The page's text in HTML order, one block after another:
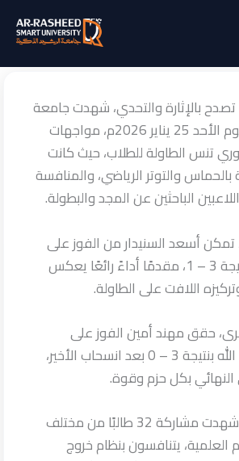
بالإثارة والتحدي، شهدت جامعة
الرشيد الذكية اليوم الأحد 25 يناير 2026م، مواجهات
تنس الطاولة للطلاب، حيث كانت
والتوتر الرياضي، والمنافسة
الباحثين عن المجد والبطولة.
تمكن أسعد السنيدار من الفوز على
أكرم العبسي بنتيجة 3 – 1، مقدمًا أداءً رائعًا يعكس
اللافت على الطاولة.
حقق مهند أمين الفوز على
عبدالرحمن لطف الله بنتيجة 3 – 0 بعد انسحاب الأخير،
بكل حزم وقوة.
يُذكر أن البطولة شهدت مشاركة 32 طالبًا من مختلف
العلمية، يتنافسون بنظام خروج